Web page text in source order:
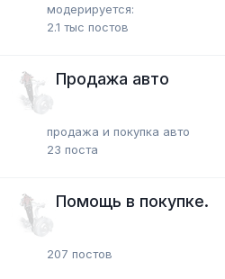
модерируется:
2.1 тыс постов
Продажа авто
продажа и покупка авто
23 поста
Помощь в покупке.
207 постов